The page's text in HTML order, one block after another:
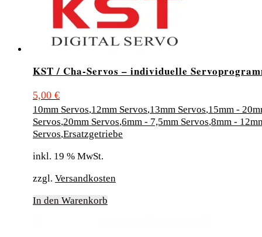
KST / Cha-Servos – individuelle
5,00 €
10mm Servos,12mm Servos,13mm Servos,15mm -
Servos,20mm Servos,6mm - 7,5mm Servos,8mm -
Servos,Ersatzgetriebe
inkl. 19 % MwSt.
zzgl. Versandkosten
In den Warenkorb